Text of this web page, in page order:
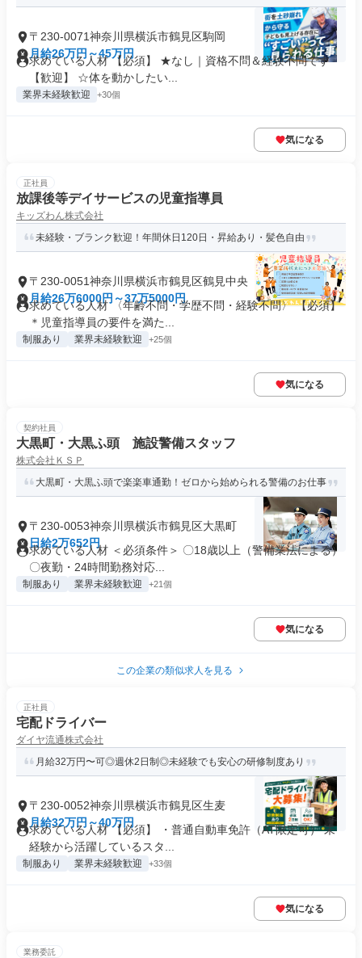
〒230-0071神奈川県横浜市鶴見区駒岡
月給26万円～45万円
求めている人材 【必須】 ★なし｜資格不問＆経験不問です
【歓迎】 ☆体を動かしたい...
業界未経験歓迎 +30個
気になる
正社員
放課後等デイサービスの児童指導員
キッズわん株式会社
未経験・ブランク歓迎！年間休日120日・昇給あり・髪色自由
〒230-0051神奈川県横浜市鶴見区鶴見中央
月給26万6000円～37万5000円
求めている人材 〈年齢不問・学歴不問・経験不問〉 【必須】
＊児童指導員の要件を満た...
制服あり 業界未経験歓迎 +25個
気になる
契約社員
大黒町・大黒ふ頭 施設警備スタッフ
株式会社ＫＳＰ
大黒町・大黒ふ頭で楽楽車通勤！ゼロから始められる警備のお仕事
〒230-0053神奈川県横浜市鶴見区大黒町
日給2万652円
求めている人材 ＜必須条件＞ 〇18歳以上（警備業法による）
〇夜勤・24時間勤務対応...
制服あり 業界未経験歓迎 +21個
気になる
この企業の類似求人を見る
正社員
宅配ドライバー
ダイヤ流通株式会社
月給32万円〜可◎週休2日制◎未経験でも安心の研修制度あり
〒230-0052神奈川県横浜市鶴見区生麦
月給32万円～40万円
求めている人材 【必須】 ・普通自動車免許（AT限定可） 未
経験から活躍しているスタ...
制服あり 業界未経験歓迎 +33個
気になる
業務委託